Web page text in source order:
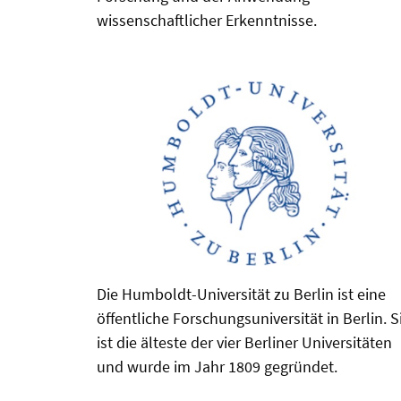
wissenschaftlicher Erkenntnisse.
Die Humboldt-Universität zu Berlin ist eine
öffentliche Forschungsuniversität in Berlin.
ist die älteste der vier Berliner Universitäten
und wurde im Jahr 1809 gegründet.